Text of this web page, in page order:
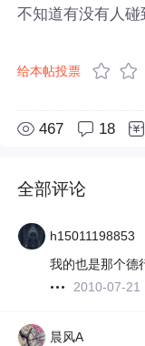
不知道有没有人
给本帖投票
467 18
全部评论
h15011198853
我的也是那个德
2010-07-21
晨风A